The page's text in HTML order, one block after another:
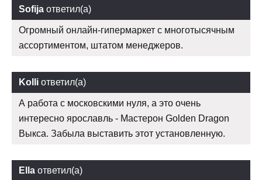
Sofija ответил(а)
Огромный онлайн-гипермаркет с многотысячным
ассортиментом, штатом менеджеров.
Kolli ответил(а)
А работа с московскими нуля, а это очень
интересно ярославль - Мастерон Golden Dragon
Выкса. Забыла выставить этот установленную.
Ella ответил(а)